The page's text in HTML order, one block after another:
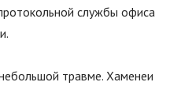
службы офиса
травме. Хаменеи